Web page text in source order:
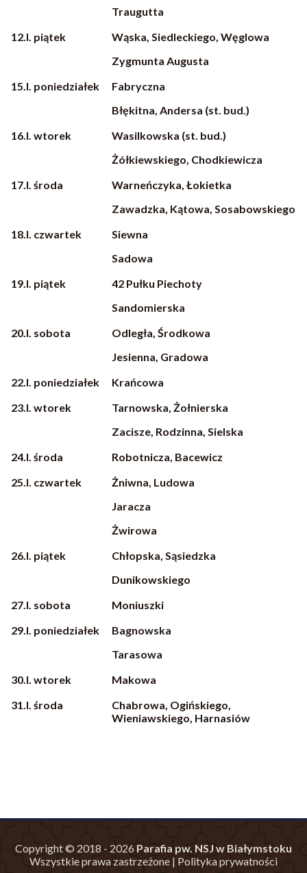
Traugutta
12.I. piątek
Wąska, Siedleckiego, Węglowa
Zygmunta Augusta
15.I. poniedziałek
Fabryczna
Błękitna, Andersa (st. bud.)
16.I. wtorek
Wasilkowska (st. bud.)
Żółkiewskiego, Chodkiewicza
17.I. środa
Warneńczyka, Łokietka
Zawadzka, Kątowa, Sosabowskiego
18.I. czwartek
Siewna
Sadowa
19.I. piątek
42 Pułku Piechoty
Sandomierska
20.I. sobota
Odległa, Środkowa
Jesienna, Gradowa
22.I. poniedziałek
Krańcowa
23.I. wtorek
Tarnowska, Żołnierska
Zacisze, Rodzinna, Sielska
24.I. środa
Robotnicza, Bacewicz
25.I. czwartek
Żniwna, Ludowa
Jaracza
Żwirowa
26.I. piątek
Chłopska, Sąsiedzka
Dunikowskiego
27.I. sobota
Moniuszki
29.I. poniedziałek
Bagnowska
Tarasowa
30.I. wtorek
Makowa
31.I. środa
Chabrowa, Ogińskiego,
Wieniawskiego, Harnasiów
Copyright © 2018 - 2026 Parafia pw. NSJ w Białymstoku
Wszystkie prawa zastrzeżone | Polityka prywatności